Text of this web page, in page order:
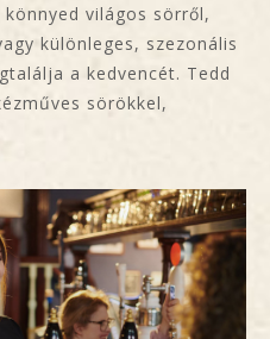
világos sörről,
különleges, szezonális
a kedvencét. Tedd
sörökkel,